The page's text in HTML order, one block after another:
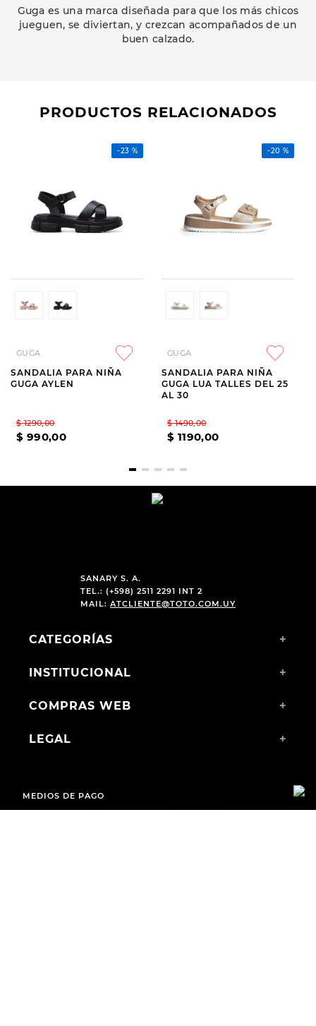
Guga es una marca diseñada para que los más chicos
jueguen, se diviertan, y crezcan acompañados de un
buen calzado.
PRODUCTOS RELACIONADOS
-23 %
GUGA
SANDALIA PARA NIÑA
GUGA AYLEN
$ 1290,00
$ 990,00
-20 %
GUGA
SANDALIA PARA NIÑA
GUGA LUA TALLES DEL 25
AL 30
$ 1490,00
$ 1190,00
SANARY S. A.
TEL.: (+598) 2511 2291 INT 2
MAIL: ATCLIENTE@TOTO.COM.UY
CATEGORÍAS +
INSTITUCIONAL +
COMPRAS WEB +
LEGAL +
MEDIOS DE PAGO